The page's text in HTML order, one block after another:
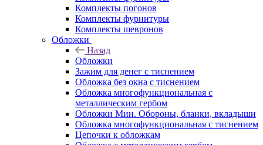
Комплекты погонов
Комплекты фурнитуры
Комплекты шевронов
Обложки
Назад
Обложки
Зажим для денег с тиснением
Обложка без окна с тиснением
Обложка многофункциональная с
металлическим гербом
Обложки Мин. Обороны, бланки, вкладыши
Обложка многофункциональная с тиснением
Цепочки к обложкам